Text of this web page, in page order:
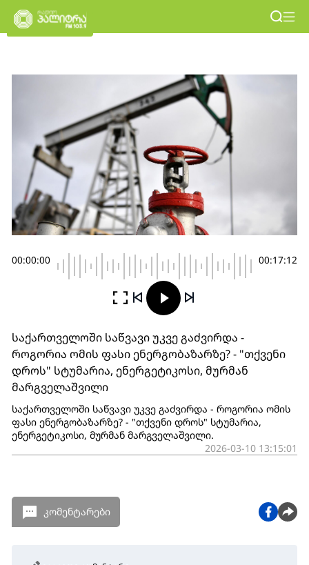
00:00:00 00:17:12
საქართველოში საწვავი უკვე გაძვირდა -
როგორია ომის ფასი ენერგობაზარზე? - "თქვენი
დროს" სტუმარია, ენერგეტიკოსი, მურმან
მარგველაშვილი
საქართველოში საწვავი უკვე გაძვირდა - როგორია ომის
ფასი ენერგობაზარზე? - "თქვენი დროს" სტუმარია,
ენერგეტიკოსი, მურმან მარგველაშვილი.
2026-03-10 13:15:01
კომენტარები